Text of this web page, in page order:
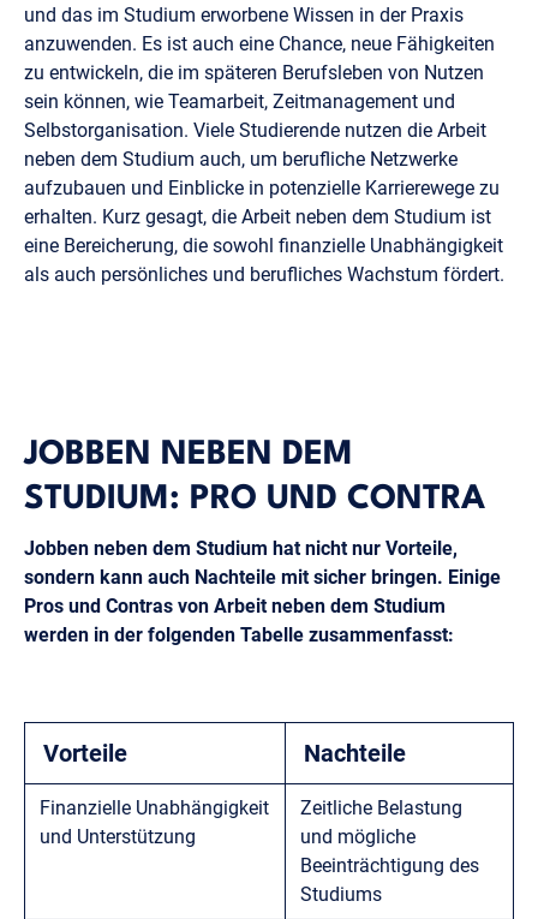
und das im Studium erworbene Wissen in der Praxis
anzuwenden. Es ist auch eine Chance, neue Fähigkeiten
zu entwickeln, die im späteren Berufsleben von Nutzen
sein können, wie Teamarbeit, Zeitmanagement und
Selbstorganisation. Viele Studierende nutzen die Arbeit
neben dem Studium auch, um berufliche Netzwerke
aufzubauen und Einblicke in potenzielle Karrierewege zu
erhalten. Kurz gesagt, die Arbeit neben dem Studium ist
eine Bereicherung, die sowohl finanzielle Unabhängigkeit
als auch persönliches und berufliches Wachstum fördert.
JOBBEN NEBEN DEM
STUDIUM: PRO UND CONTRA
Jobben neben dem Studium hat nicht nur Vorteile,
sondern kann auch Nachteile mit sicher bringen. Einige
Pros und Contras von Arbeit neben dem Studium
werden in der folgenden Tabelle zusammenfasst:
Vorteile Nachteile
Finanzielle Unabhängigkeit
und Unterstützung
Zeitliche Belastung
und mögliche
Beeinträchtigung des
Studiums